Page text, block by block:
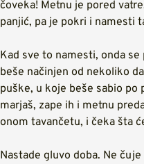
čoveka! Metnu je pored
panjić, pa je pokri i namesti
Kad sve to namesti, onda
beše načinjen od nekoliko
puške, u koje beše sabio po
marjaš, zape ih i metnu
onom tavančetu, i čeka šta
Nastade gluvo doba. Ne